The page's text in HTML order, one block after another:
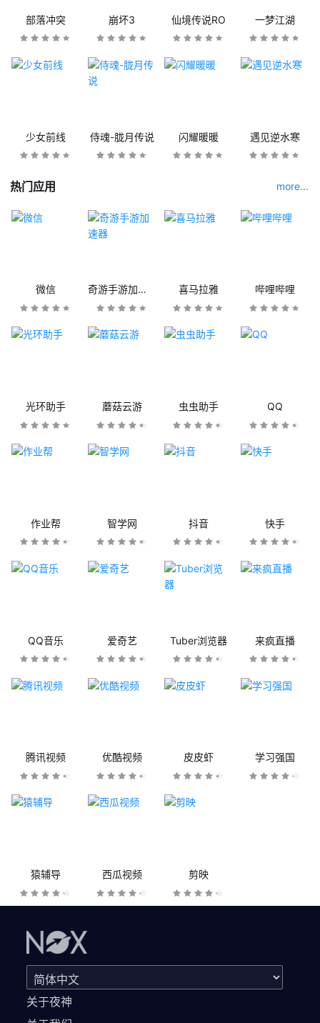
部落冲突 崩坏3 仙境传说RO 一梦江湖
少女前线 侍魂-胧月传说 闪耀暖暖 遇见逆水寒
热门应用 more...
微信 奇游手游加速器 喜马拉雅 哔哩哔哩
光环助手 蘑菇云游 虫虫助手 QQ
作业帮 智学网 抖音 快手
QQ音乐 爱奇艺 Tuber浏览器 来疯直播
腾讯视频 优酷视频 皮皮虾 学习强国
猿辅导 西瓜视频 剪映
关于夜神